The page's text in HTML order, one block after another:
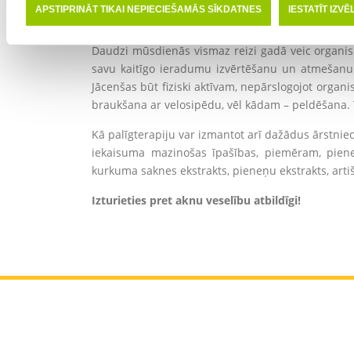
APSTIPRINĀT TIKAI NEPIECIEŠAMĀS SĪKDATNES IESTATĪT
Daudzi mūsdienās vismaz reizi gadā veic
savu kaitīgo ieradumu izvērtēšanu un
Jācenšas būt fiziski aktīvam, nepārslogojot
braukšana ar velosipēdu, vēl kādam –
Kā palīgterapiju var izmantot arī dažādus
iekaisuma mazinošas īpašības, piemēram,
kurkuma saknes ekstrakts, pieneņu ekstrakts,
Izturieties pret aknu veselību atbildīgi!